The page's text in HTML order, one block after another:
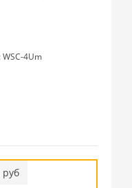
4Um
руб